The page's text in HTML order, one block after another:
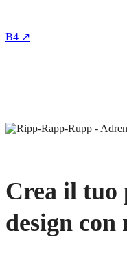
B4 ↗
Crea il tuo
design con